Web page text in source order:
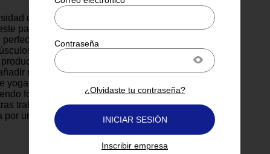
¿Olvidaste tu contraseña?
INICIAR SESIÓN
Inscribir empresa
de tus sesiones de
par de pesas de yoga de 1
para quienes buscan
de forma sutil y
resuelve la
resistencia a los
yoga y pilates sin sacrificar la
fortalecer brazos y
trabajas en tu equilibrio. Su
una superficie
asegura que las pesas se
en tus manos, incluso
complejas o cuando hay